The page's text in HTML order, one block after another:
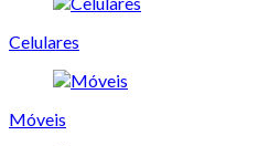
Celulares
Móveis